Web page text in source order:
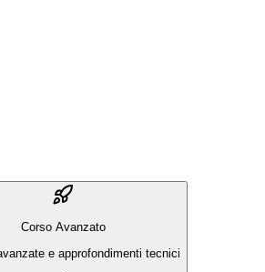
Corso Avanzato
e approfondimenti tecnici